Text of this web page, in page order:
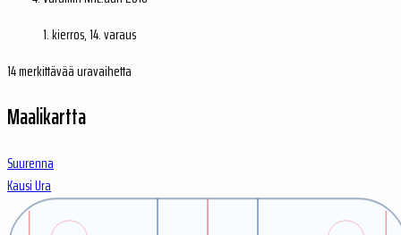
1. kierros, 14. varaus
14 merkittävää uravaihetta
Maalikartta
Suurenna
KausiUra